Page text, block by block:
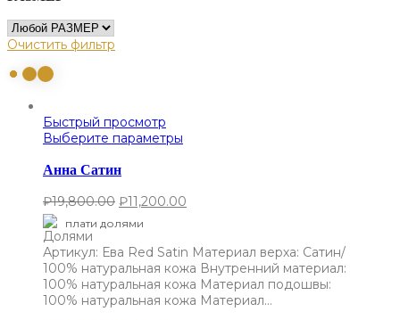
Очистить фильтр
Быстрый просмотр
Выберите параметры
Анна Сатин
₽19,800.00 ₽11,200.00
плати долями
Артикул: Ева Red Satin Материал верха: Сатин/
100% натуральная кожа Внутренний материал:
100% натуральная кожа Материал подошвы:
100% натуральная кожа Материал…